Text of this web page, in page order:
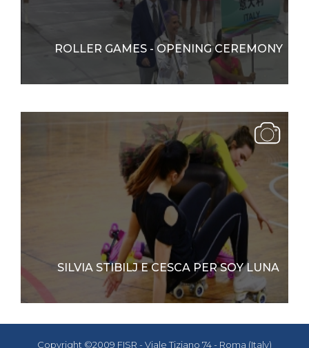
ROLLER GAMES - OPENING CEREMONY
SILVIA STIBILJ E CESCA PER SOY LUNA
Copyright ©2009 FISR - Viale Tiziano 74 - Roma (Italy)